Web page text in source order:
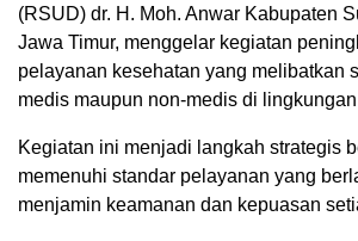
(RSUD) dr. H. Moh. Anwar Kabupaten
Jawa Timur, menggelar kegiatan
pelayanan kesehatan yang melibatkan
medis maupun non‑medis di
Kegiatan ini menjadi langkah strategis
memenuhi standar pelayanan yang
menjamin keamanan dan kepuasan